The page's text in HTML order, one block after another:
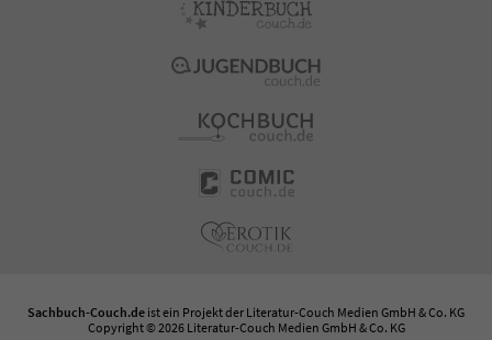
Sachbuch-Couch.de ist ein Projekt der Literatur-Couch Medien GmbH & Co. KG
Copyright © 2026 Literatur-Couch Medien GmbH & Co. KG